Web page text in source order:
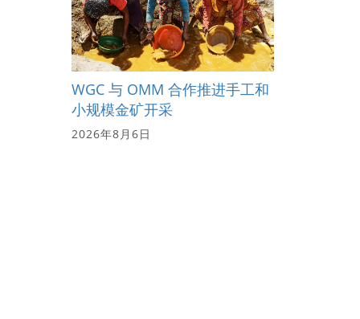
WGC 与 OMM 合作推进手工和
小规模金矿开采
2026年8月6日